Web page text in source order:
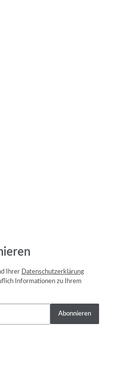
Ihrer Datenschutzerklärung
Informationen zu Ihrem
Abonnieren